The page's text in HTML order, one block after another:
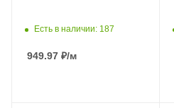
Есть в наличии: 187
949.97 ₽/м